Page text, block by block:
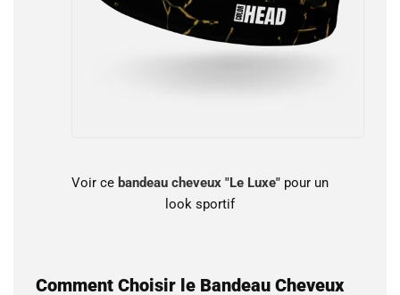
Voir ce bandeau cheveux "Le Luxe" pour un
look sportif
Comment Choisir le Bandeau Cheveux